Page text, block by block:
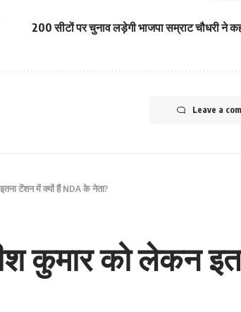
200 सीटों पर चुनाव लड़ेगी भाजपा सम्राट चौधरी ने
Leave a
टेंशन में क्यों हैं NDA के नेता?
कुमार को लेकन